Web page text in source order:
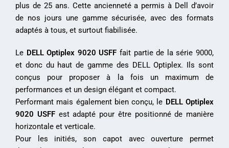
plus de 25 ans. Cette ancienneté a permis à Dell d’avoir
de nos jours une gamme sécurisée, avec des formats
adaptés à tous, et surtout fiabilisée.
Le DELL Optiplex 9020 USFF fait partie de la série 9000,
et donc du haut de gamme des DELL Optiplex. Ils sont
conçus pour proposer à la fois un maximum de
performances et un design élégant et compact.
Performant mais également bien conçu, le DELL Optiplex
9020 USFFest adapté pour être positionné de manière
horizontale et verticale.
Pour les initiés, son capot avec ouverture permet